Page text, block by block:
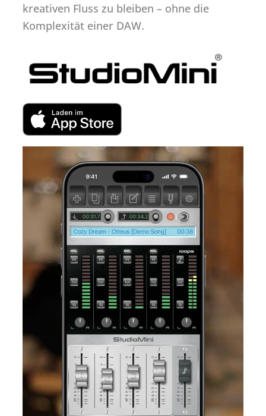
kreativen Fluss zu bleiben – ohne die
Komplexität einer DAW.